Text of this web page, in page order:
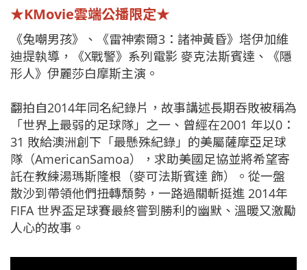
★KMovie雲端公播限定★
《兔嘲男孩》、《雷神索爾3：諸神黃昏》塔伊加維
迪提執導，《X戰警》系列電影 麥克法斯賓達、《隱
形人》伊麗莎白摩斯主演。
翻拍自2014年同名紀錄片，故事講述長期吞敗被稱為
「世界上最弱的足球隊」之一、曾經在2001 年以0：
31 敗給澳洲創下「最懸殊紀錄」的美屬薩摩亞足球
隊（AmericanSamoa），求助美國足協並將希望寄
託在教練湯瑪斯隆根（麥可法斯賓達 飾）。從一盤
散沙到帶領他們扭轉頹勢，一路過關斬挺進 2014年
FIFA 世界盃足球賽最終嘗到勝利的幽默、溫暖又激勵
人心的故事。